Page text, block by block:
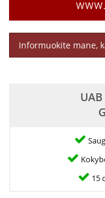
Informuokite mane,
15